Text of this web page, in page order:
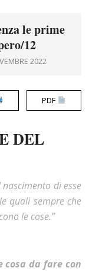
le prime
12
2022
PDF
DEL
di esse
quali sempre che
le cose.”
cosa da fare con